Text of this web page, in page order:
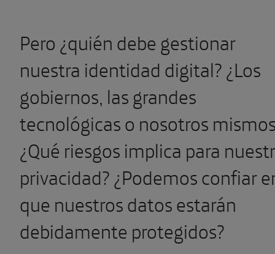
Pero ¿quién debe gestionar
nuestra identidad digital? ¿Los
gobiernos, las grandes
tecnológicas o nosotros
¿Qué riesgos implica para
privacidad? ¿Podemos confiar
que nuestros datos estarán
debidamente protegidos?